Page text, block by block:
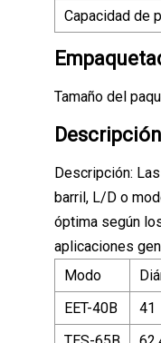
Capacidad de
Tamaño del
Descripción:
barril, L/D o
óptima según
aplicaciones
Modo
EET-40B
41